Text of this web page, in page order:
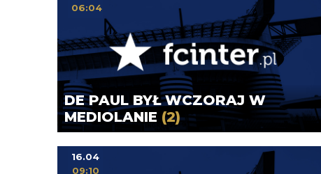
DE PAUL BYŁ WCZORAJ W
MEDIOLANIE (2)
06:04
16.04
09:10